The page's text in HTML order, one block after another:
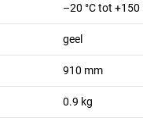
–20 °C tot +150
geel
910 mm
0.9 kg